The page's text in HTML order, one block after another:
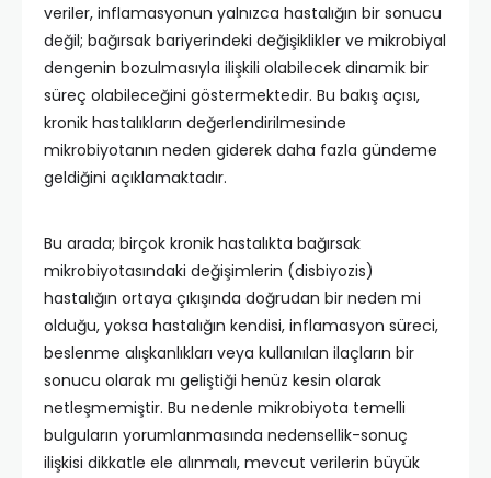
veriler, inflamasyonun yalnızca hastalığın bir sonucu
değil; bağırsak bariyerindeki değişiklikler ve mikrobiyal
dengenin bozulmasıyla ilişkili olabilecek dinamik bir
süreç olabileceğini göstermektedir. Bu bakış açısı,
kronik hastalıkların değerlendirilmesinde
mikrobiyotanın neden giderek daha fazla gündeme
geldiğini açıklamaktadır.
Bu arada; birçok kronik hastalıkta bağırsak
mikrobiyotasındaki değişimlerin (disbiyozis)
hastalığın ortaya çıkışında doğrudan bir neden mi
olduğu, yoksa hastalığın kendisi, inflamasyon süreci,
beslenme alışkanlıkları veya kullanılan ilaçların bir
sonucu olarak mı geliştiği henüz kesin olarak
netleşmemiştir. Bu nedenle mikrobiyota temelli
bulguların yorumlanmasında nedensellik-sonuç
ilişkisi dikkatle ele alınmalı, mevcut verilerin büyük